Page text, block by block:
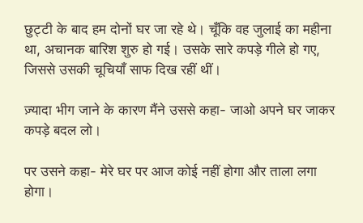
छुट्टी के बाद हम दोनों घर जा रहे थे। चूँकि वह जुलाई का महीना
था, अचानक बारिश शुरु हो गई। उसके सारे कपड़े गीले हो गए,
जिससे उसकी चूचियाँ साफ दिख रहीं थीं।
ज़्यादा भीग जाने के कारण मैंने उससे कहा- जाओ अपने घर जाकर
कपड़े बदल लो।
पर उसने कहा- मेरे घर पर आज कोई नहीं होगा और ताला लगा
होगा।